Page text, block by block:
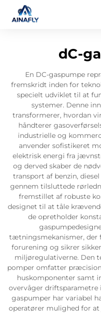
dC-
En DC-gaspumpe
fremskridt inden for
specielt udviklet til at
systemer. Denne
transformerer, hvordan
håndterer
industrielle og
anvender sofistikeret
elektrisk energi fra
og derved skaber de
transport af benzin,
gennem tilsluttede
fremstillet af robuste
designet til at tåle
de opretholder
tætningsmekanismer,
forurening og sikrer
miljøregulativerne. Den
pomper omfatter
huskomponenter samt
overvåger driftsparametre
gaspumper har variabel
operatører mulighed for